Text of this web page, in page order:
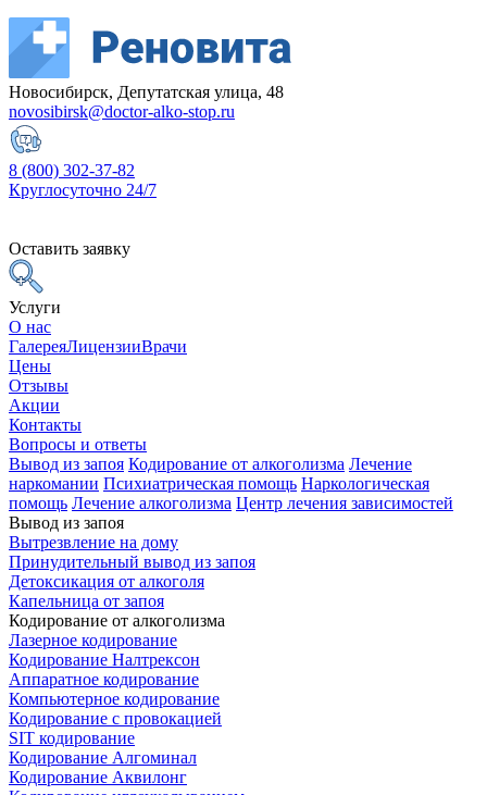
Новосибирск, Депутатская улица, 48
novosibirsk@doctor-alko-stop.ru
8 (800) 302-37-82
Круглосуточно 24/7
Оставить заявку
Услуги
О нас
ГалереяЛицензииВрачи
Цены
Отзывы
Акции
Контакты
Вопросы и ответы
Вывод из запоя Кодирование от алкоголизма Лечение
наркомании Психиатрическая помощь Наркологическая
помощь Лечение алкоголизма Центр лечения зависимостей
Вывод из запоя
Вытрезвление на дому
Принудительный вывод из запоя
Детоксикация от алкоголя
Капельница от запоя
Кодирование от алкоголизма
Лазерное кодирование
Кодирование Налтрексон
Аппаратное кодирование
Компьютерное кодирование
Кодирование с провокацией
SIT кодирование
Кодирование Алгоминал
Кодирование Аквилонг